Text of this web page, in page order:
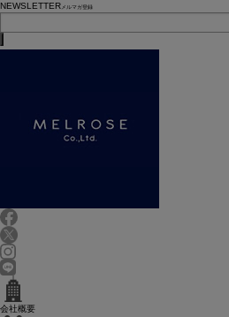
NEWSLETTERメルマガ登録
会社概要